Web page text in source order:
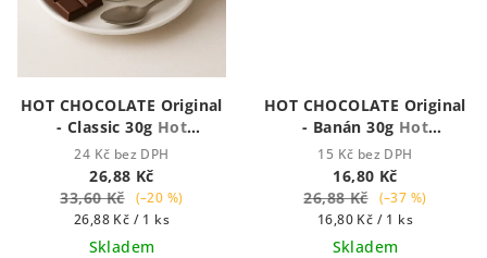
HOT CHOCOLATE Original
- Classic 30g Hot
Chocolate - Houstnoucí
krémová čokoláda
24 Kč bez DPH
26,88 Kč
33,60 Kč
(–20 %)
Měrná
cena:
26,88 Kč / 1 ks
Skladem
HOT CHOCOLATE Original
- Banán 30g Hot
Chocolate - Houstnoucí
krémová čokoláda
15 Kč bez DPH
16,80 Kč
26,88 Kč
(–37 %)
Měrná
cena:
16,80 Kč / 1 ks
Skladem